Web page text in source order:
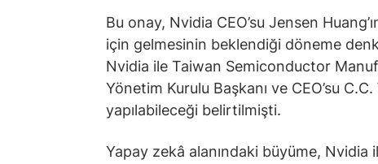
Bu onay, Nvidia CEO’su Jensen
için gelmesinin beklendiği döneme
Nvidia ile Taiwan Semiconductor
Yönetim Kurulu Başkanı ve CEO’su
yapılabileceği belirtilmişti.
Yapay zekâ alanındaki büyüme, Nvidia